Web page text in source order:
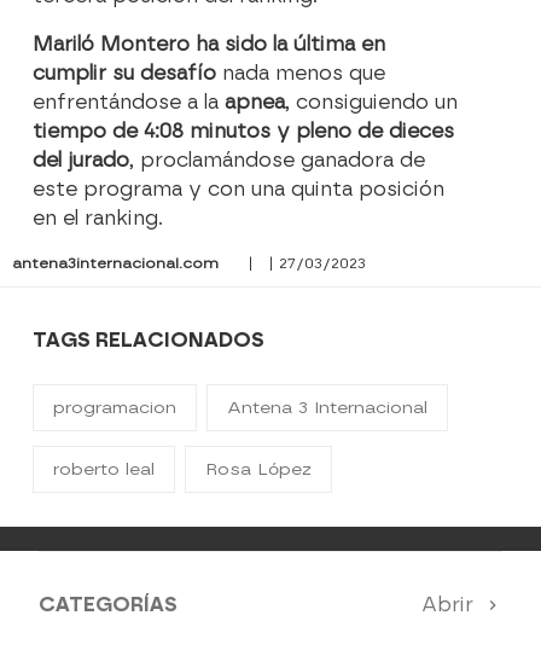
Mariló Montero ha sido la última en
cumplir su desafío nada menos que
enfrentándose a la apnea, consiguiendo un
tiempo de 4:08 minutos y pleno de dieces
del jurado, proclamándose ganadora de
este programa y con una quinta posición
en el ranking.
antena3internacional.com | | 27/03/2023
TAGS RELACIONADOS
programacion Antena 3 Internacional
roberto leal Rosa López
CATEGORÍAS Abrir